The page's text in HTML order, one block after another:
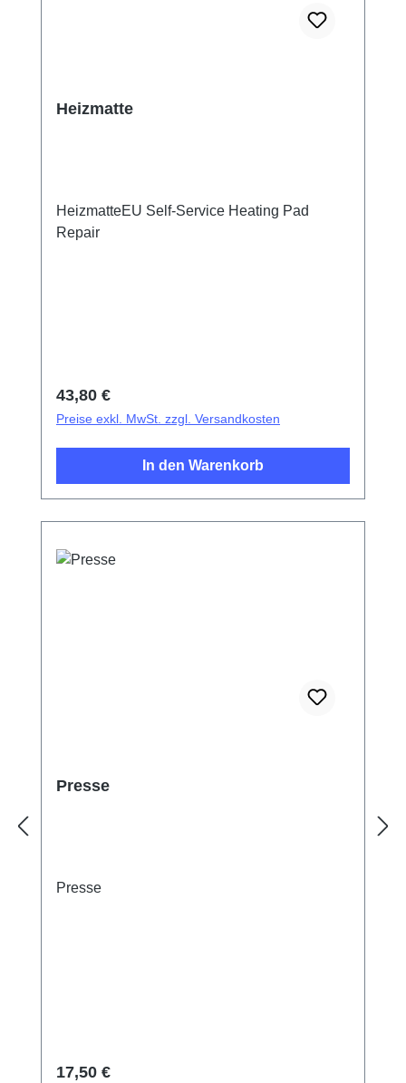
Heizmatte
HeizmatteEU Self-Service Heating Pad
Repair
Regulärer Preis:
43,80 €
Preise exkl. MwSt. zzgl. Versandkosten
In den Warenkorb
Presse
Presse
Regulärer Preis:
17,50 €